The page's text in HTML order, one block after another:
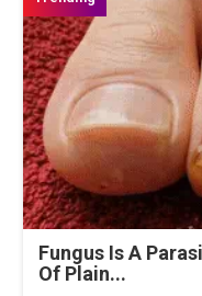
Fungus Is A
Of Plain...